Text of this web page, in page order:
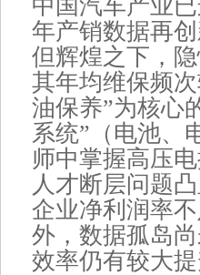
中国汽车产业
年产销数据再
但辉煌之下，
其年均维保频
油保养”为核心
系统”（电池、
师中掌握高压
人才断层问题
企业净利润率
外，数据孤岛
效率仍有较大提